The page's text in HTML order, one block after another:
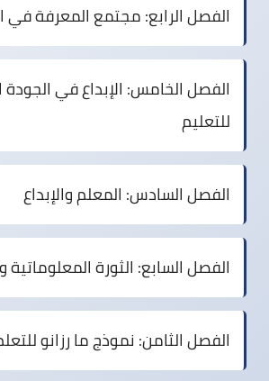
الفصل الرابع:مجتمع المعرفة في
الفصل الخامس: الإبداع في
للتعليم
الفصل السادس: المعلم والإبداع
الفصل السابع: الثورة
الفصل الثامن: نموذج ما رزانو